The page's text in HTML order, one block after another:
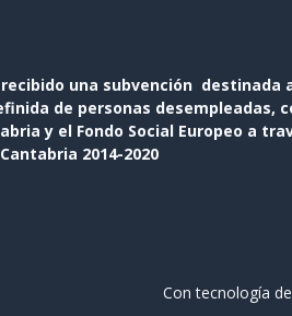
una subvención destinada
de personas desempleadas,
y el Fondo Social Europeo a
2014-2020
Con tecnología